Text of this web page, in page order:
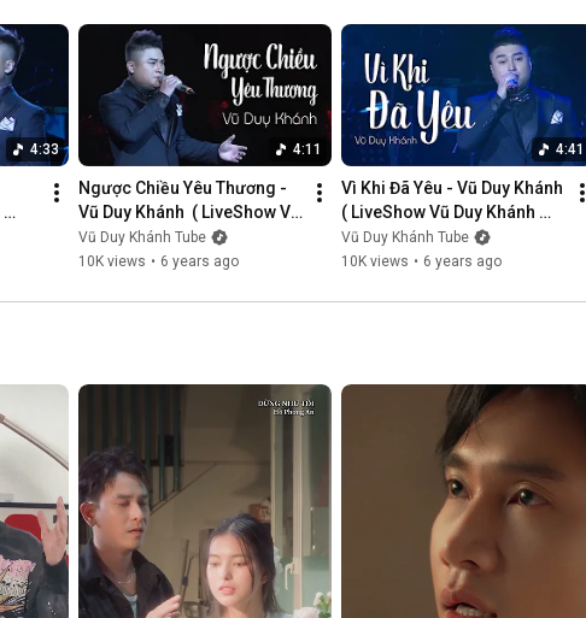
4:33 4:11
Ngược Chiều Yêu Thương -
Vũ Duy Khánh  ( LiveShow Vũ
Duy Khánh 2019 Phần 3/21 )
Vũ Duy Khánh Tube
10K views • 6 years ago
4:41
Vì Khi Đã Yêu - Vũ Duy Khánh
( LiveShow Vũ Duy Khánh
2019 Phần 4/21 )
Vũ Duy Khánh Tube
10K views • 6 years ago